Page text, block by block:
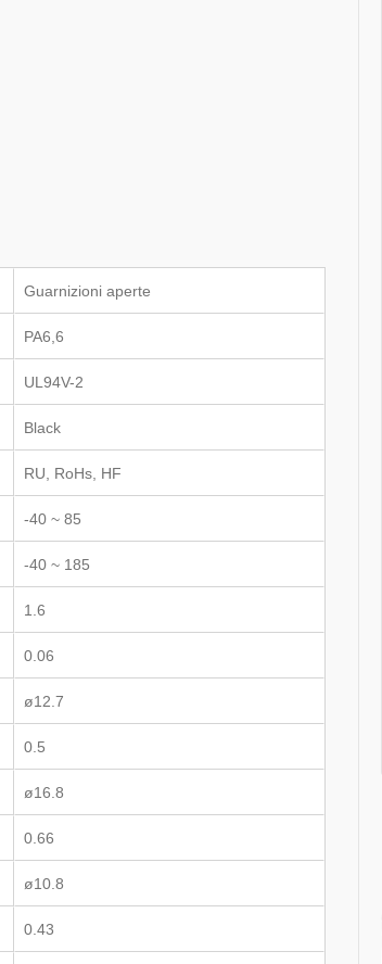
Guarnizioni aperte
PA6,6
UL94V-2
Black
RU, RoHs, HF
-40 ~ 85
-40 ~ 185
1.6
0.06
ø12.7
0.5
ø16.8
0.66
ø10.8
0.43